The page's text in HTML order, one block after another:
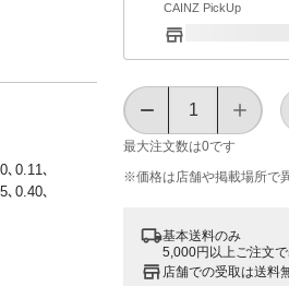
CAINZ PickUp
最大注文数は0です
※価格は​店舗や​掲載場所で​
基本送料のみ
5,000円以上ご注文
店舗での受取は送料
､0.11､
､0.40､